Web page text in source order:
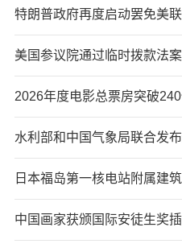
特朗普政府再度启动罢免美
美国参议院通过临时拨款法
2026年度电影总票房突破
水利部和中国气象局联合发
日本福岛第一核电站附属建
中国画家获颁国际安徒生奖